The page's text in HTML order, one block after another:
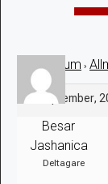
› Forum ›
25 september,
Besar
Jashanica
Deltagare